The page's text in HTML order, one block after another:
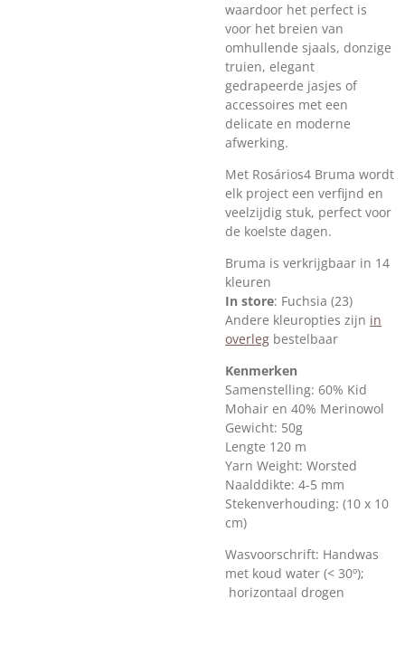
waardoor het perfect is
voor het breien van
omhullende sjaals, donzige
truien, elegant
gedrapeerde jasjes of
accessoires met een
delicate en moderne
afwerking.
Met Rosários4 Bruma wordt
elk project een verfijnd en
veelzijdig stuk, perfect voor
de koelste dagen.
Bruma is verkrijgbaar in 14
kleuren
In store: Fuchsia (23)
Andere kleuropties zijn in
overleg bestelbaar
Kenmerken
Samenstelling: 60% Kid
Mohair en 40% Merinowol
Gewicht: 50g
Lengte 120 m
Yarn Weight: Worsted
Naalddikte: 4-5 mm
Stekenverhouding: (10 x 10
cm)
Wasvoorschrift: Handwas
met koud water (< 30º);
horizontaal drogen